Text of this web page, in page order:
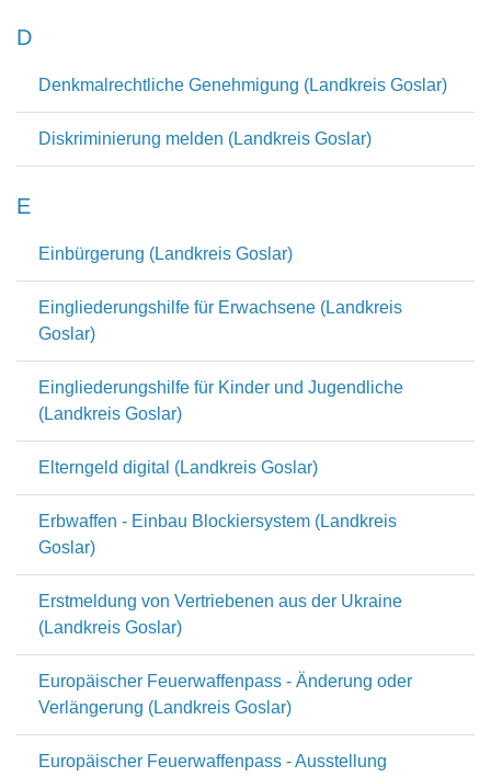
D
Denkmalrechtliche Genehmigung (Landkreis Goslar)
Diskriminierung melden (Landkreis Goslar)
E
Einbürgerung (Landkreis Goslar)
Eingliederungshilfe für Erwachsene (Landkreis
Goslar)
Eingliederungshilfe für Kinder und Jugendliche
(Landkreis Goslar)
Elterngeld digital (Landkreis Goslar)
Erbwaffen - Einbau Blockiersystem (Landkreis
Goslar)
Erstmeldung von Vertriebenen aus der Ukraine
(Landkreis Goslar)
Europäischer Feuerwaffenpass - Änderung oder
Verlängerung (Landkreis Goslar)
Europäischer Feuerwaffenpass - Ausstellung